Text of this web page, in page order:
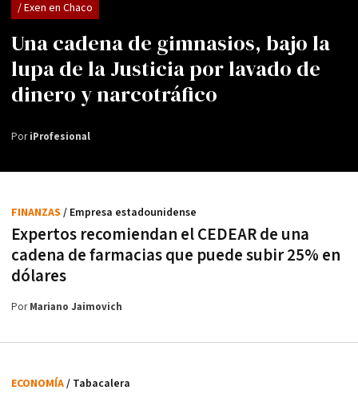
Una cadena de gimnasios, bajo la
lupa de la Justicia por lavado de
dinero y narcotráfico
/ Exen en Chaco
PoriProfesional
Expertos recomiendan el CEDEAR de una
cadena de farmacias que puede subir 25% en
dólares
FINANZAS / Empresa estadounidense
PorMariano Jaimovich
ECONOMÍA/ Tabacalera